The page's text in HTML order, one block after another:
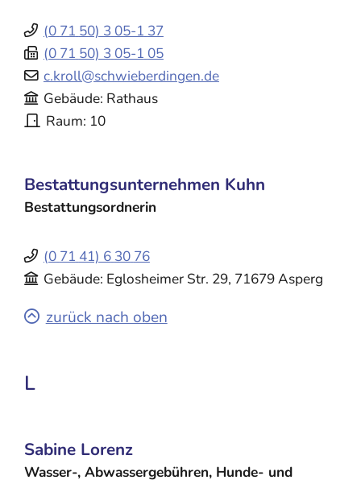
(0 71 50) 3 05-1 37
(0 71 50) 3 05-1 05
c.kroll@schwieberdingen.de
Gebäude Rathaus
Raum 10
Bestattungsunternehmen Kuhn
Bestattungsordnerin
(0 71 41) 6 30 76
Gebäude Eglosheimer Str. 29, 71679 Asperg
zurück nach oben
L
Sabine Lorenz
Wasser-, Abwassergebühren, Hunde- und